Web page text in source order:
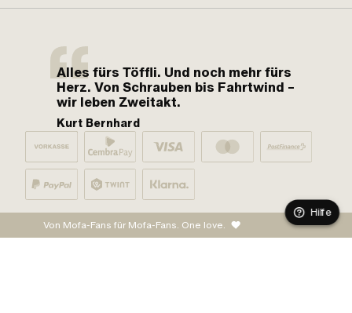
Alles fürs Töffli. Und noch mehr fürs
Herz. Von Schrauben bis Fahrtwind –
wir leben Zweitakt.
Kurt Bernhard
Von Mofa-Fans für Mofa-Fans. One love.
Hilfe